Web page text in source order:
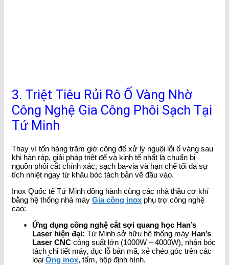
3. Triệt Tiêu Rủi Rô Ố Vàng Nhờ
Công Nghệ Gia Công Phôi Sạch Tại
Tứ Minh
Thay vì tốn hàng trăm giờ công để xử lý nguội lỗi ố vàng sau
khi hàn ráp, giải pháp triệt để và kinh tế nhất là chuẩn bị
nguồn phôi cắt chính xác, sạch ba-via và hạn chế tối đa sự
tích nhiệt ngay từ khâu bóc tách bản vẽ đầu vào.
Inox Quốc tế Tứ Minh đồng hành cùng các nhà thầu cơ khí
bằng hệ thống nhà máy Gia công inox phụ trợ công nghệ
cao:
Ứng dụng công nghệ cắt sợi quang học Han’s
Laser hiện đại: Tứ Minh sở hữu hệ thống máy Han’s
Laser CNC công suất lớn (1000W – 4000W), nhận bóc
tách chi tiết máy, đục lỗ bản mã, xẻ chéo góc trên các
loại Ống inox, tấm, hộp định hình.